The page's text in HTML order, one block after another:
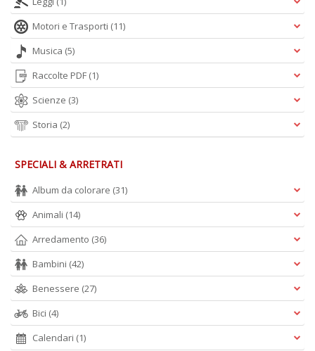
Motori e Trasporti (11)
Musica (5)
Raccolte PDF (1)
Scienze (3)
Storia (2)
SPECIALI & ARRETRATI
Album da colorare (31)
Animali (14)
Arredamento (36)
Bambini (42)
Benessere (27)
Bici (4)
Calendari (1)